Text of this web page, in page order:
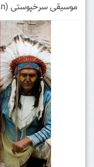
موسیقی سرخپوستی (Native American)